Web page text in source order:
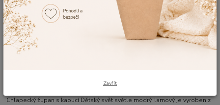
Ohodnotit produkt
Chlapecký župan s kapucí Dětský svět světle modrý, lamový je vyroben z
Zavřít